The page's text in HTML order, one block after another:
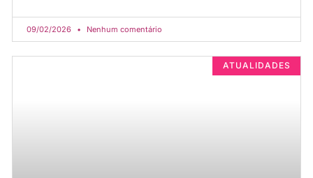
09/02/2026 Nenhum comentário
ATUALIDADES